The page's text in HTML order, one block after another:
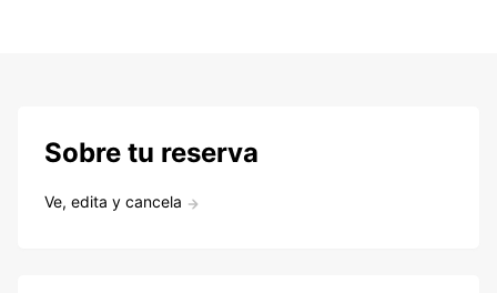
Sobre tu reserva
Ve, edita y cancela